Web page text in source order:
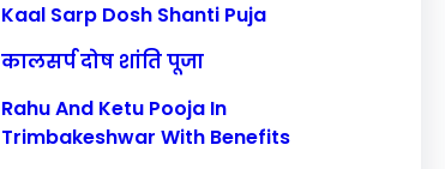
Kaal Sarp Dosh Shanti Puja
कालसर्प दोष शांति पूजा
Rahu And Ketu Pooja In
Trimbakeshwar With Benefits